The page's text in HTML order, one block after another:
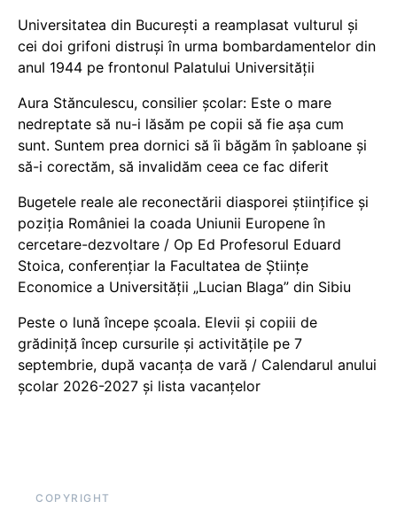
Universitatea din București a reamplasat vulturul și
cei doi grifoni distruși în urma bombardamentelor din
anul 1944 pe frontonul Palatului Universității
Aura Stănculescu, consilier școlar: Este o mare
nedreptate să nu-i lăsăm pe copii să fie așa cum
sunt. Suntem prea dornici să îi băgăm în șabloane și
să-i corectăm, să invalidăm ceea ce fac diferit
Bugetele reale ale reconectării diasporei științifice și
poziția României la coada Uniunii Europene în
cercetare-dezvoltare / Op Ed Profesorul Eduard
Stoica, conferențiar la Facultatea de Științe
Economice a Universității „Lucian Blaga” din Sibiu
Peste o lună începe școala. Elevii și copiii de
grădiniță încep cursurile și activitățile pe 7
septembrie, după vacanța de vară / Calendarul anului
școlar 2026-2027 și lista vacanțelor
COPYRIGHT